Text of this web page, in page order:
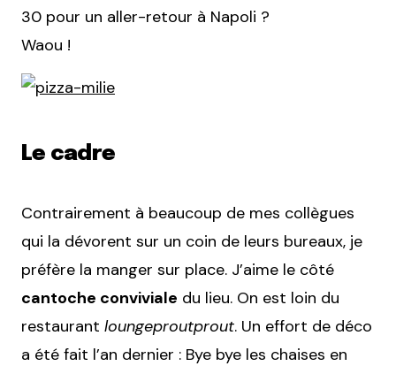
30 pour un aller-retour à Napoli ?
Waou !
Le cadre
Contrairement à beaucoup de mes collègues
qui la dévorent sur un coin de leurs bureaux, je
préfère la manger sur place. J’aime le côté
cantoche conviviale du lieu. On est loin du
restaurant loungeproutprout. Un effort de déco
a été fait l’an dernier : Bye bye les chaises en